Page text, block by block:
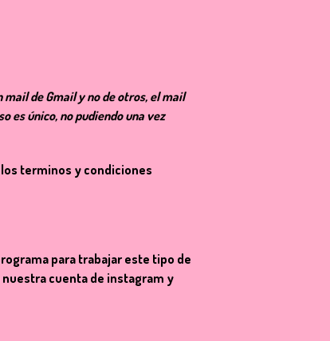
mail de Gmail y no de otros, el mail
es único, no pudiendo una vez
terminos y condiciones
para trabajar este tipo de
cuenta de instagram y